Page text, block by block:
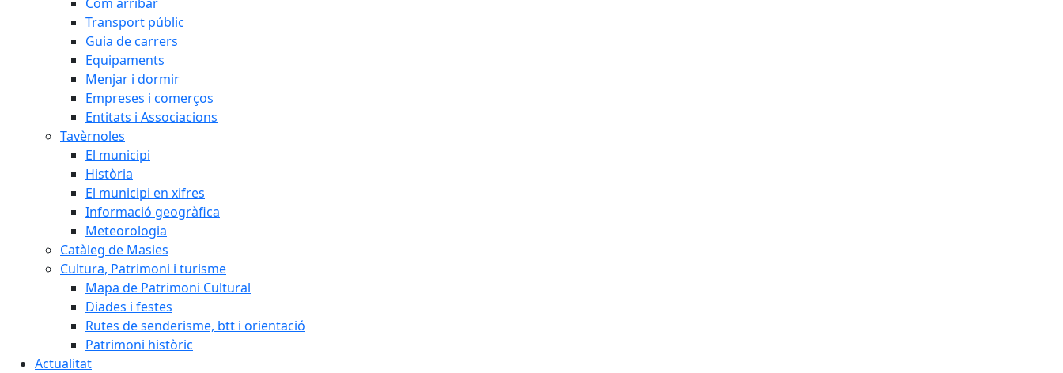
Transport públic
Guia de carrers
Equipaments
Menjar i dormir
Empreses i comerços
Entitats i Associacions
Tavèrnoles
El municipi
Història
El municipi en xifres
Informació geogràfica
Meteorologia
Catàleg de Masies
Cultura, Patrimoni i turisme
Mapa de Patrimoni Cultural
Diades i festes
Rutes de senderisme, btt i orientació
Patrimoni històric
Actualitat